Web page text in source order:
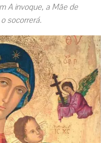
A invoque, a Mãe de
socorrerá.